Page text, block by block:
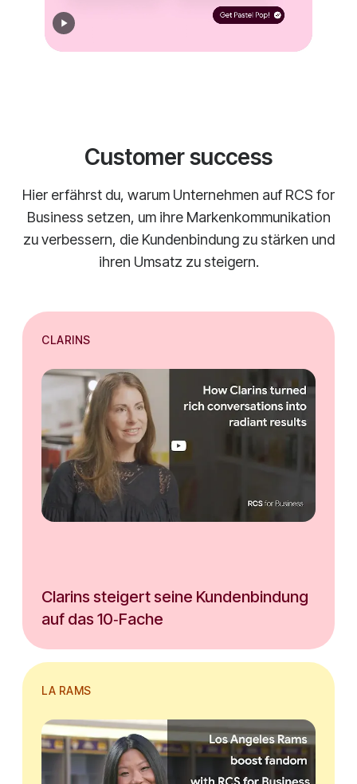
Customer success
Hier erfährst du, warum Unternehmen auf RCS for
Business setzen, um ihre Markenkommunikation
zu verbessern, die Kundenbindung zu stärken und
ihren Umsatz zu steigern.
CLARINS
Clarins steigert seine Kundenbindung
auf das 10‑Fache
LA RAMS